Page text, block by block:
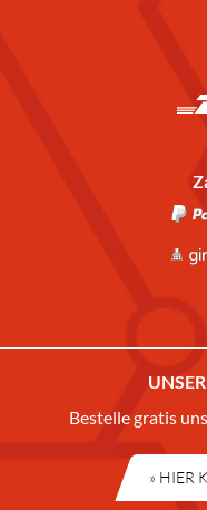
Bestelle gratis
» HIER